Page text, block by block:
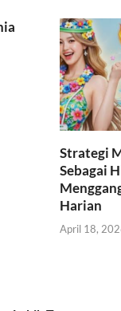
Strategi
Sebagai
Harian
April 18,